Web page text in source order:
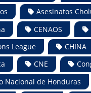
Asesinatos
CENAOS
League
CHINA
CNE
Nacional de Honduras